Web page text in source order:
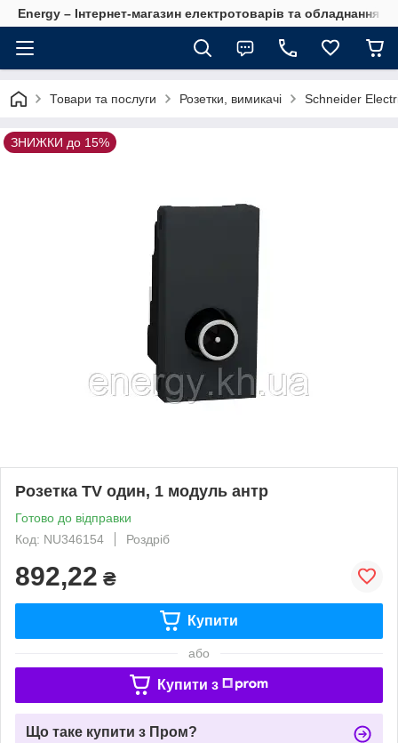
Energy – Інтернет-магазин електротоварів та обладнання
Товари та послуги Розетки, вимикачі Schneider
ЗНИЖКИ до 15%
Розетка TV один, 1 модуль антр
Готово до відправки
Код: NU346154
Роздріб
892,22 ₴
Купити
або
Купити з
Що таке купити з Пром?